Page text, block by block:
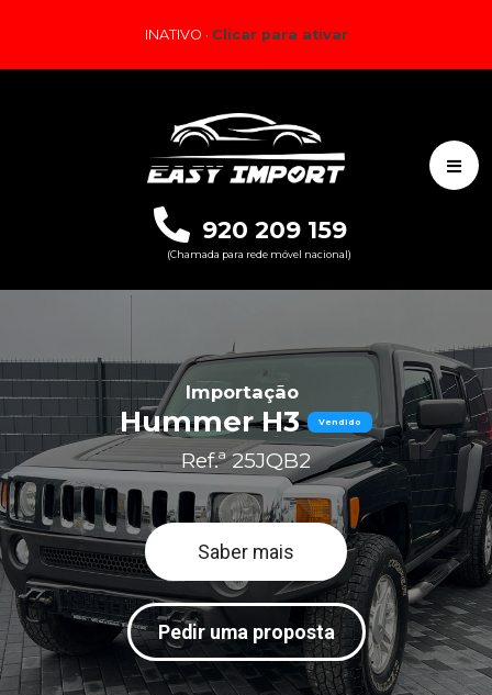
INATIVO · Clicar para ativar
920 209 159
(Chamada para rede móvel nacional)
Importação
Hummer H3 Vendido
Ref.ª 25JQB2
Saber mais
Pedir uma proposta